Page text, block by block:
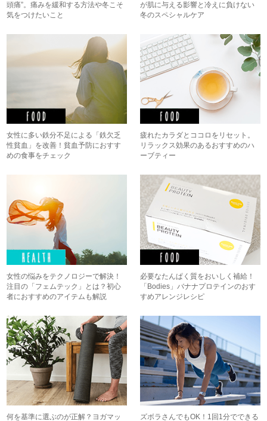
頭痛”。痛みを緩和する方法や冬こそ
気をつけたいこと
が肌に与える影響と冷えに負けない
冬のスペシャルケア
女性に多い鉄分不足による「鉄欠乏
性貧血」を改善！貧血予防におすす
めの食事をチェック
疲れたカラダとココロをリセット。
リラックス効果のあるおすすめのハ
ーブティー
女性の悩みをテクノロジーで解決！
注目の「フェムテック」とは？初心
者におすすめのアイテムも解説
必要なたんぱく質をおいしく補給！
「Bodies」バナナプロテインのおす
すめアレンジレシピ
何を基準に選ぶのが正解？ヨガマッ
ズボラさんでもOK！1回1分でできる